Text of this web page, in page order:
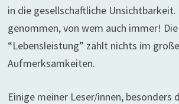
in die gesellschaftliche
genommen, von wem auch immer!
“Lebensleistung” zählt nichts im
Aufmerksamkeiten.
Einige meiner Leser/innen, besonders